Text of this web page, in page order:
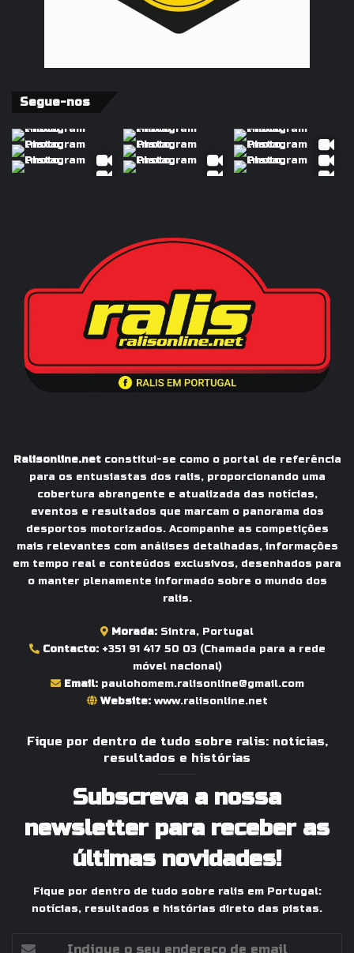
Segue-nos
Ralisonline.netconstitui-se como o portal de referência
para os entusiastas dos ralis, proporcionando uma
cobertura abrangente e atualizada das notícias,
eventos e resultados que marcam o panorama dos
desportos motorizados. Acompanhe as competições
mais relevantes com análises detalhadas, informações
em tempo real e conteúdos exclusivos, desenhados para
o manter plenamente informado sobre o mundo dos
ralis.
Morada: Sintra, Portugal
Contacto: +351 91 417 50 03(Chamada para a rede
móvel nacional)
Email: paulohomem.ralisonline@gmail.com
Website: www.ralisonline.net
Fique por dentro de tudo sobre ralis: notícias,
resultados e histórias
Subscreva a nossa
newsletter para receber as
últimas novidades!
Fique por dentro de tudo sobre ralis em Portugal:
notícias, resultados e histórias direto das pistas.